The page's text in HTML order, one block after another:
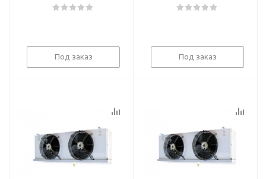
Под заказ Под заказ